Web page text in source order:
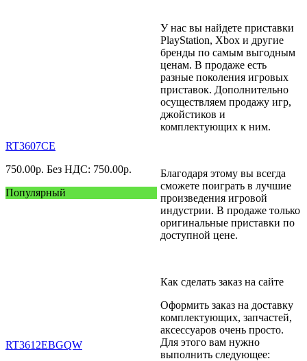
RT3607CE
750.00р. Без НДС: 750.00р.
Популярный
RT3612EBGQW
У нас вы найдете приставки
PlayStation, Xbox и другие
бренды по самым выгодным
ценам. В продаже есть
разные поколения игровых
приставок. Дополнительно
осуществляем продажу игр,
джойстиков и
комплектующих к ним.
Благодаря этому вы всегда
сможете поиграть в лучшие
произведения игровой
индустрии. В продаже только
оригинальные приставки по
доступной цене.
Как сделать заказ на сайте
Оформить заказ на доставку
комплектующих, запчастей,
аксессуаров очень просто.
Для этого вам нужно
выполнить следующее: